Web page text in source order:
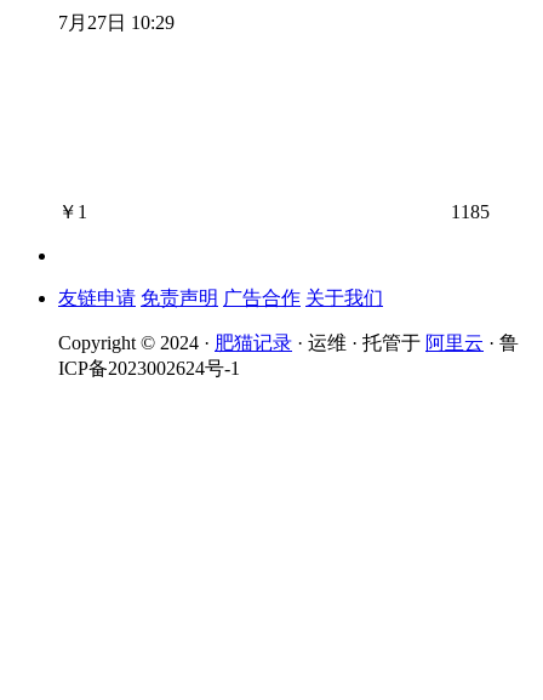
7月27日 10:29
￥ 1 1185
友链申请 免责声明 广告合作 关于我们
Copyright © 2024 · 肥猫记录 · 运维 · 托管于 阿里云 · 鲁
ICP备2023002624号-1